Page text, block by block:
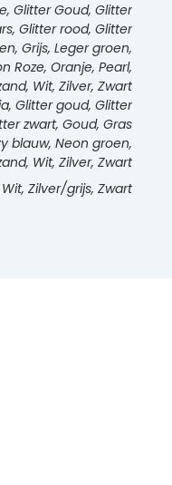
Glitter Goud, Glitter
Glitter rood, Glitter
Grijs, Leger groen,
Roze, Oranje, Pearl,
Wit, Zilver, Zwart
Glitter goud, Glitter
zwart, Goud, Gras
blauw, Neon groen,
Wit, Zilver, Zwart
Zilver/grijs, Zwart